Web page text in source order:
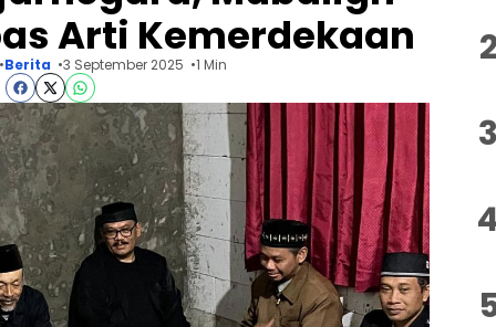
Arti Kemerdekaan
Berita 3 September 2025 1 Min